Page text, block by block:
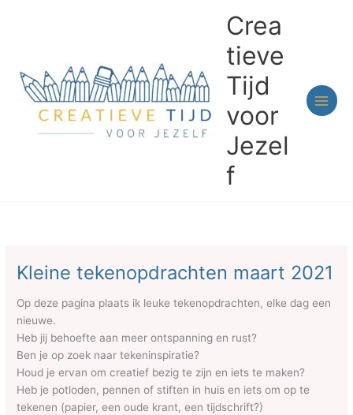
Crea
tieve
Tijd
voor
Jezel
f
Kleine tekenopdrachten maart 2021
Op deze pagina plaats ik leuke tekenopdrachten, elke dag een
nieuwe.
Heb jij behoefte aan meer ontspanning en rust?
Ben je op zoek naar tekeninspiratie?
Houd je ervan om creatief bezig te zijn en iets te maken?
Heb je potloden, pennen of stiften in huis en iets om op te
tekenen (papier, een oude krant, een tijdschrift?)